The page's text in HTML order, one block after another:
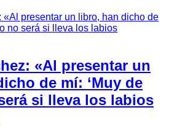
«Al presentar un
de mí: ‘Muy de
si lleva los labios